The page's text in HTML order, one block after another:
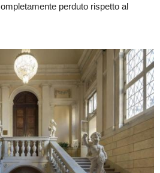
perduto rispetto al